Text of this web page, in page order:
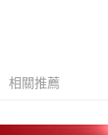
相關推薦